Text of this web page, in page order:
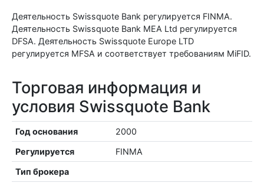
Деятельность Swissquote Bank регулируется FINMA.
Деятельность Swissquote Bank MEA Ltd регулируется
DFSA. Деятельность Swissquote Europe LTD
регулируется MFSA и соответствует требованиям MiFID.
Торговая информация и
условия Swissquote Bank
Год основания
2000
Регулируется
FINMA
Тип брокера